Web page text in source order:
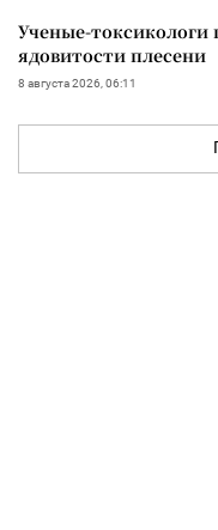
Ученые-
ядовитости плесени
8 августа 2026, 06:11